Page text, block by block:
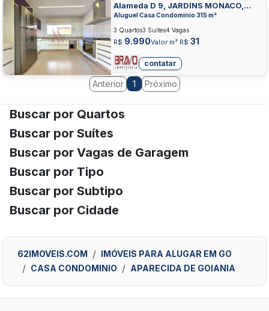
Alameda D 9, JARDINS MONACO,
APARECIDA DE GOIANIA
Aluguel Casa Condominio 315 m²
R$ 9.990Valor m² R$ 31
3 Quartos3 Suítes4 Vagas
contatar
Anterior 1 Próximo
Buscar por Quartos
Buscar por Suítes
Buscar por Vagas de Garagem
Buscar por Tipo
Buscar por Subtipo
Buscar por Cidade
62IMOVEIS.COM
IMÓVEIS PARA ALUGAR EM GO
CASA CONDOMINIO
APARECIDA DE GOIANIA